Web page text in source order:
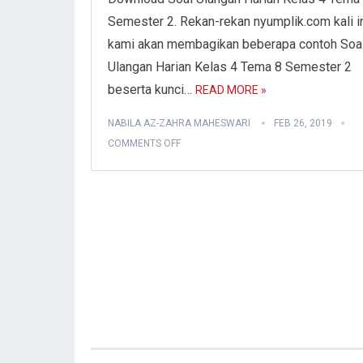
Semester 2. Rekan-rekan nyumplik.com kali
kami akan membagikan beberapa contoh
Ulangan Harian Kelas 4 Tema 8 Semester 2
beserta kunci… READ MORE »
NABILA AZ-ZAHRA MAHESWARI
FEB 26, 2019
COMMENTS OFF